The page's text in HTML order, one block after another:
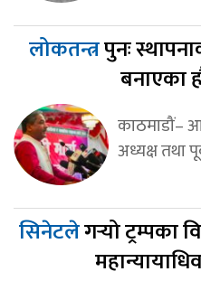
लोकतन्त्रपुनः
बनाएका
काठमाडौं–
अध्यक्ष तथा
सिनेटलेगर्‍यो ट्रम्पका